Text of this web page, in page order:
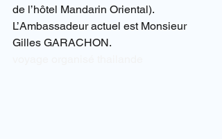
de l’hôtel Mandarin Oriental).
L’Ambassadeur actuel est Monsieur
Gilles GARACHON.